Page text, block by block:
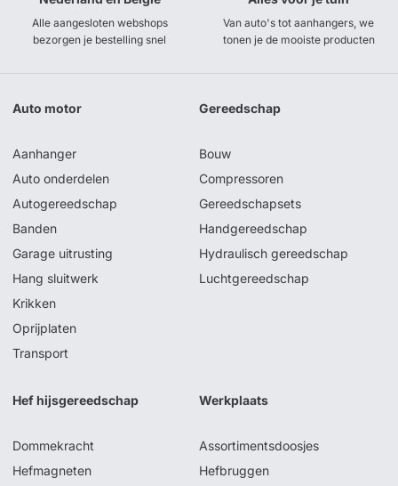
Alle aangesloten webshops
bezorgen je bestelling snel
Van auto's tot aanhangers, we
tonen je de mooiste producten
Auto motor
Aanhanger
Auto onderdelen
Autogereedschap
Banden
Garage uitrusting
Hang sluitwerk
Krikken
Oprijplaten
Transport
Gereedschap
Bouw
Compressoren
Gereedschapsets
Handgereedschap
Hydraulisch gereedschap
Luchtgereedschap
Hef hijsgereedschap
Dommekracht
Hefmagneten
Werkplaats
Assortimentsdoosjes
Hefbruggen